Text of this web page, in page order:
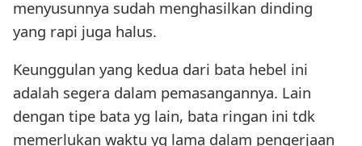
menyusunnya sudah menghasilkan dinding
yang rapi juga halus.
Keunggulan yang kedua dari bata hebel ini
adalah segera dalam pemasangannya. Lain
dengan tipe bata yg lain, bata ringan ini tdk
memerlukan waktu yg lama dalam pengerjaan